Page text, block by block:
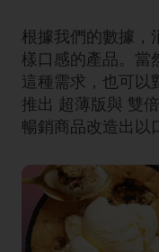
根據我們的數據，
樣口感的產品。當
這種需求，也可
推出 超薄版與 雙
暢銷商品改造出以